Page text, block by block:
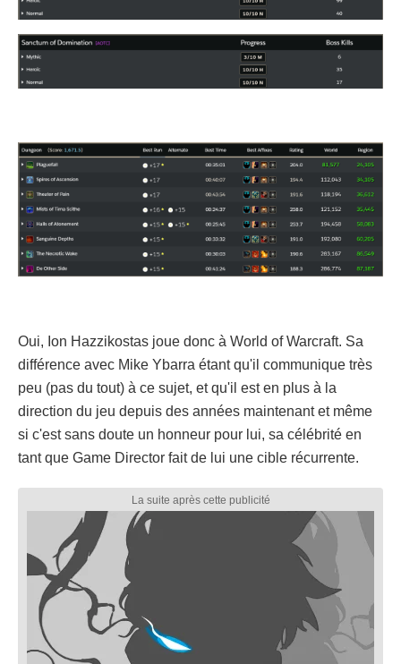
Oui, Ion Hazzikostas joue donc à World of Warcraft. Sa
différence avec Mike Ybarra étant qu'il communique très
peu (pas du tout) à ce sujet, et qu'il est en plus à la
direction du jeu depuis des années maintenant et même
si c'est sans doute un honneur pour lui, sa célébrité en
tant que Game Director fait de lui une cible récurrente.